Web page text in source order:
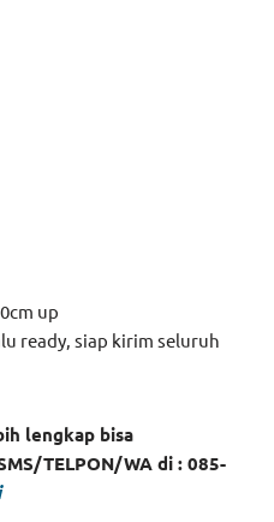
up
ready, siap kirim seluruh
lengkap bisa
TELPON/WA di : 085-